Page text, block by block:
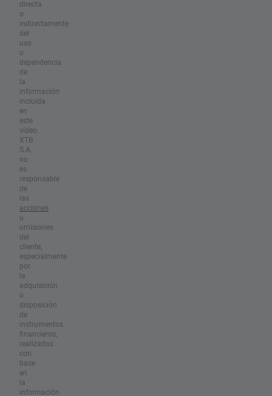
directa
o
indirectamente
del
uso
o
dependencia
de
la
información
incluida
en
este
vídeo.
XTB
S.A.
no
es
responsable
de
las
acciones
u
omisiones
del
cliente,
especialmente
por
la
adquisición
o
disposición
de
instrumentos
financieros,
realizados
con
base
en
la
información